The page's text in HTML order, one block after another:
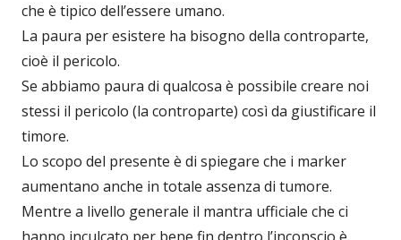
che è tipico dell’essere umano.
La paura per esistere ha bisogno della controparte,
cioè il pericolo.
Se abbiamo paura di qualcosa è possibile creare noi
stessi il pericolo (la controparte) così da giustificare il
timore.
Lo scopo del presente è di spiegare che i marker
aumentano anche in totale assenza di tumore.
Mentre a livello generale il mantra ufficiale che ci